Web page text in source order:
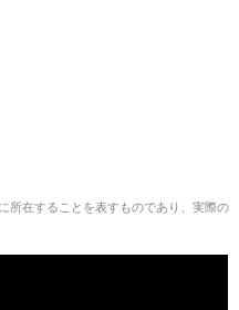
所在することを表すものであり、実際の